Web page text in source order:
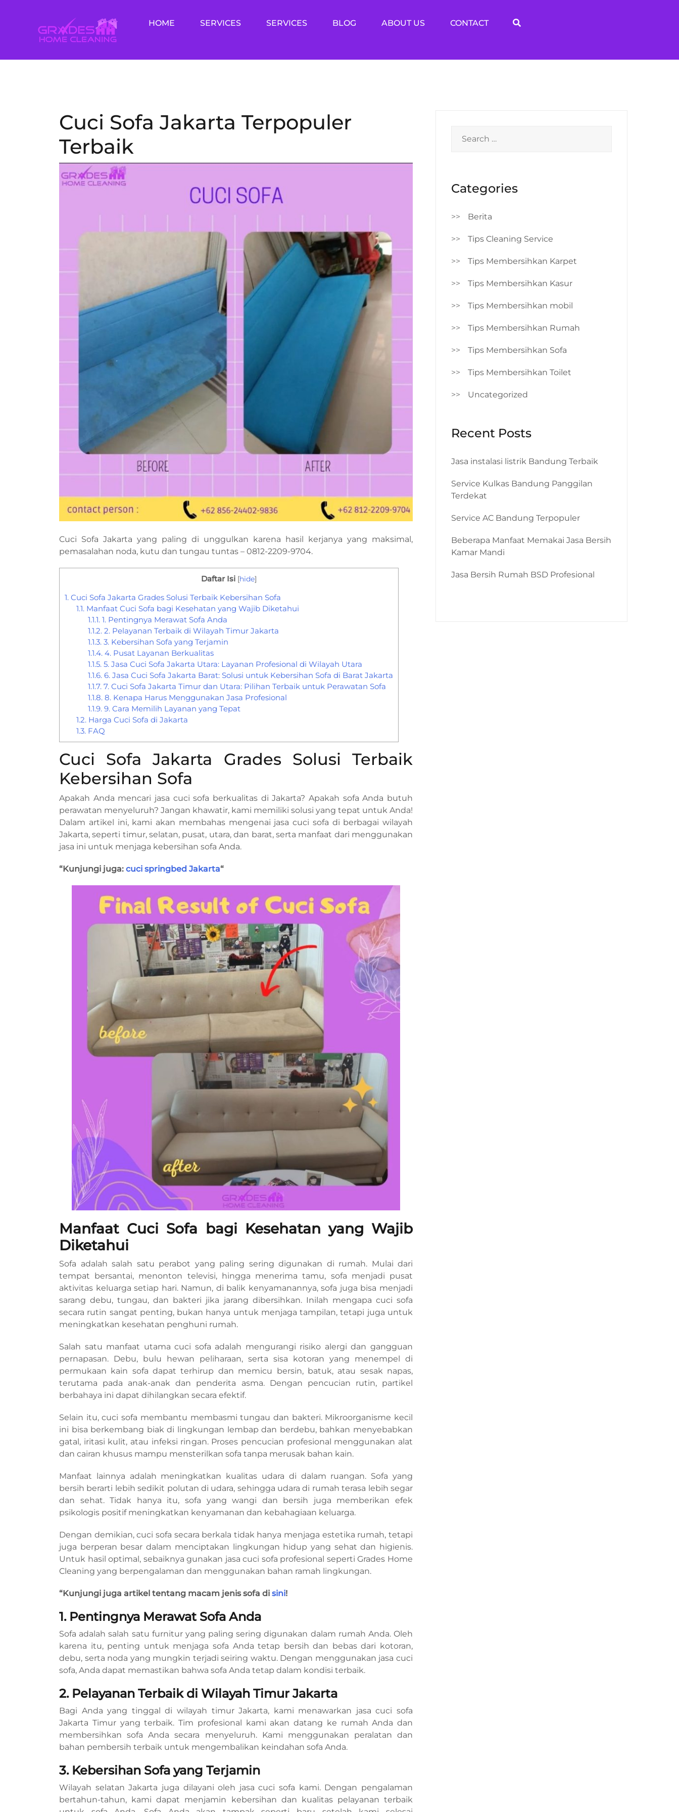
HOME SERVICES SERVICES BLOG ABOUT US CONTACT
Cuci Sofa Jakarta Terpopuler
Terbaik
Cuci Sofa Jakarta yang paling di unggulkan karena hasil kerjanya yang maksimal,
pemasalahan noda, kutu dan tungau tuntas – 0812-2209-9704.
Daftar Isi [hide]
1. Cuci Sofa Jakarta Grades Solusi Terbaik Kebersihan Sofa
1.1.Manfaat Cuci Sofa bagi Kesehatan yang Wajib Diketahui
1.1.1.1. Pentingnya Merawat Sofa Anda
1.1.2.2. Pelayanan Terbaik di Wilayah Timur Jakarta
1.1.3.3. Kebersihan Sofa yang Terjamin
1.1.4.4. Pusat Layanan Berkualitas
1.1.5.5. Jasa Cuci Sofa Jakarta Utara: Layanan Profesional di Wilayah Utara
1.1.6.6. Jasa Cuci Sofa Jakarta Barat: Solusi untuk Kebersihan Sofa di Barat Jakarta
1.1.7.7. Cuci Sofa Jakarta Timur dan Utara: Pilihan Terbaik untuk Perawatan Sofa
1.1.8.8. Kenapa Harus Menggunakan Jasa Profesional
1.1.9.9. Cara Memilih Layanan yang Tepat
1.2.Harga Cuci Sofa di Jakarta
1.3.FAQ
Cuci Sofa Jakarta Grades Solusi Terbaik
Kebersihan Sofa
Apakah Anda mencari jasa cuci sofa berkualitas di Jakarta? Apakah sofa Anda butuh
perawatan menyeluruh? Jangan khawatir, kami memiliki solusi yang tepat untuk Anda!
Dalam artikel ini, kami akan membahas mengenai jasa cuci sofa di berbagai wilayah
Jakarta, seperti timur, selatan, pusat, utara, dan barat, serta manfaat dari menggunakan
jasa ini untuk menjaga kebersihan sofa Anda.
“Kunjungi juga: cuci springbed Jakarta“
Manfaat Cuci Sofa bagi Kesehatan yang Wajib
Diketahui
Sofa adalah salah satu perabot yang paling sering digunakan di rumah. Mulai dari
tempat bersantai, menonton televisi, hingga menerima tamu, sofa menjadi pusat
aktivitas keluarga setiap hari. Namun, di balik kenyamanannya, sofa juga bisa menjadi
sarang debu, tungau, dan bakteri jika jarang dibersihkan. Inilah mengapa cuci sofa
secara rutin sangat penting, bukan hanya untuk menjaga tampilan, tetapi juga untuk
meningkatkan kesehatan penghuni rumah.
Salah satu manfaat utama cuci sofa adalah mengurangi risiko alergi dan gangguan
pernapasan. Debu, bulu hewan peliharaan, serta sisa kotoran yang menempel di
permukaan kain sofa dapat terhirup dan memicu bersin, batuk, atau sesak napas,
terutama pada anak-anak dan penderita asma. Dengan pencucian rutin, partikel
berbahaya ini dapat dihilangkan secara efektif.
Selain itu, cuci sofa membantu membasmi tungau dan bakteri. Mikroorganisme kecil
ini bisa berkembang biak di lingkungan lembap dan berdebu, bahkan menyebabkan
gatal, iritasi kulit, atau infeksi ringan. Proses pencucian profesional menggunakan alat
dan cairan khusus mampu mensterilkan sofa tanpa merusak bahan kain.
Manfaat lainnya adalah meningkatkan kualitas udara di dalam ruangan. Sofa yang
bersih berarti lebih sedikit polutan di udara, sehingga udara di rumah terasa lebih segar
dan sehat. Tidak hanya itu, sofa yang wangi dan bersih juga memberikan efek
psikologis positif meningkatkan kenyamanan dan kebahagiaan keluarga.
Dengan demikian, cuci sofa secara berkala tidak hanya menjaga estetika rumah, tetapi
juga berperan besar dalam menciptakan lingkungan hidup yang sehat dan higienis.
Untuk hasil optimal, sebaiknya gunakan jasa cuci sofa profesional seperti Grades Home
Cleaning yang berpengalaman dan menggunakan bahan ramah lingkungan.
“Kunjungi juga artikel tentang macam jenis sofa di sini!
1. Pentingnya Merawat Sofa Anda
Sofa adalah salah satu furnitur yang paling sering digunakan dalam rumah Anda. Oleh
karena itu, penting untuk menjaga sofa Anda tetap bersih dan bebas dari kotoran,
debu, serta noda yang mungkin terjadi seiring waktu. Dengan menggunakan jasa cuci
sofa, Anda dapat memastikan bahwa sofa Anda tetap dalam kondisi terbaik.
2. Pelayanan Terbaik di Wilayah Timur Jakarta
Bagi Anda yang tinggal di wilayah timur Jakarta, kami menawarkan jasa cuci sofa
Jakarta Timur yang terbaik. Tim profesional kami akan datang ke rumah Anda dan
membersihkan sofa Anda secara menyeluruh. Kami menggunakan peralatan dan
bahan pembersih terbaik untuk mengembalikan keindahan sofa Anda.
3. Kebersihan Sofa yang Terjamin
Wilayah selatan Jakarta juga dilayani oleh jasa cuci sofa kami. Dengan pengalaman
bertahun-tahun, kami dapat menjamin kebersihan dan kualitas pelayanan terbaik
for:
Categories
Berita
Tips Cleaning Service
Tips Membersihkan Karpet
Tips Membersihkan Kasur
Tips Membersihkan mobil
Tips Membersihkan Rumah
Tips Membersihkan Sofa
Tips Membersihkan Toilet
Uncategorized
Recent Posts
Jasa instalasi listrik Bandung Terbaik
Service Kulkas Bandung Panggilan
Terdekat
Service AC Bandung Terpopuler
Beberapa Manfaat Memakai Jasa Bersih
Kamar Mandi
Jasa Bersih Rumah BSD Profesional